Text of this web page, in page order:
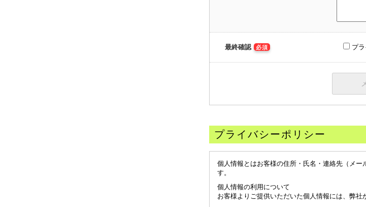
最終確認 必須 プ
プライバシーポリシー
個人情報とはお客様の住所・氏名・連絡先（メ
す。
個人情報の利用について
お客様よりご提供いただいた個人情報には、弊社